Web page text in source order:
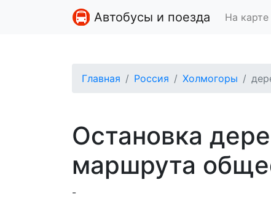
Автобусы и поезда На карте
Главная Россия Холмогоры
Остановка
маршрута
-